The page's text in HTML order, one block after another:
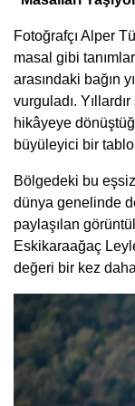
Fotoğrafçı Alper
masal gibi
arasındaki bağın
vurguladı.
hikâyeye
büyüleyici bir
Bölgedeki bu
dünya genelinde
paylaşılan
Eskikaraağaç
değeri bir kez